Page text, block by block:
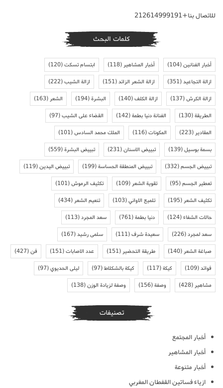
للاتصال بنا+212614999191
كلمات البحث
أخبار الفنانين(104) أخبار المشاهير(118) ابتسام تسكت(120)
ازالة التجاعيد(351) ازالة الشعر الزائد(151) ازالة الشيب(222)
ازالة الكرش(137) ازالة الكلف(140) البشرة(194) الشعر(163)
الطريقة(130) الفنانة دنيا بطمة(142) القضاء على الشيب(97)
المقادير(223) المكونات(116) الملك محمد السادس(101)
بسمة بوسيل(139) تبييض الاسنان(231) تبييض البشرة(559)
تبييض الجسم(332) تبييض المنطقة الحساسة(199) تبييض اليدين(119)
تعطير الجسم(95) تقوية الشعر(109) تكثيف الرموش(101)
تكثيف الشعر(195) تلميع الاواني(103) تنعيم الشعر(434)
حالات الشفاء(124) دنيا بطمة(761) سعد المجرد(113)
سعد لمجرد(226) سعيدة شرف(111) سلمى رشيد(167)
صباغة الشعر(140) طريقة التحضير(151) عدد الاصابات(151) فن(427)
فوائد(109) كيكة(117) كيكة بالشكلاط(97) ليلى الحديوي(97)
مشاهير(428) وصفة(156) وصفة لزيادة الوزن(138)
تصنيفات
أخبار المجتمع
أخبار المشاهير
أخبار متنوعة
ازياء فساتين القفطان المغربي